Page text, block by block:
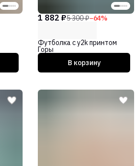
1 882 ₽5 300 ₽−64%
Футболка с y2k принтом
Горы
В корзину